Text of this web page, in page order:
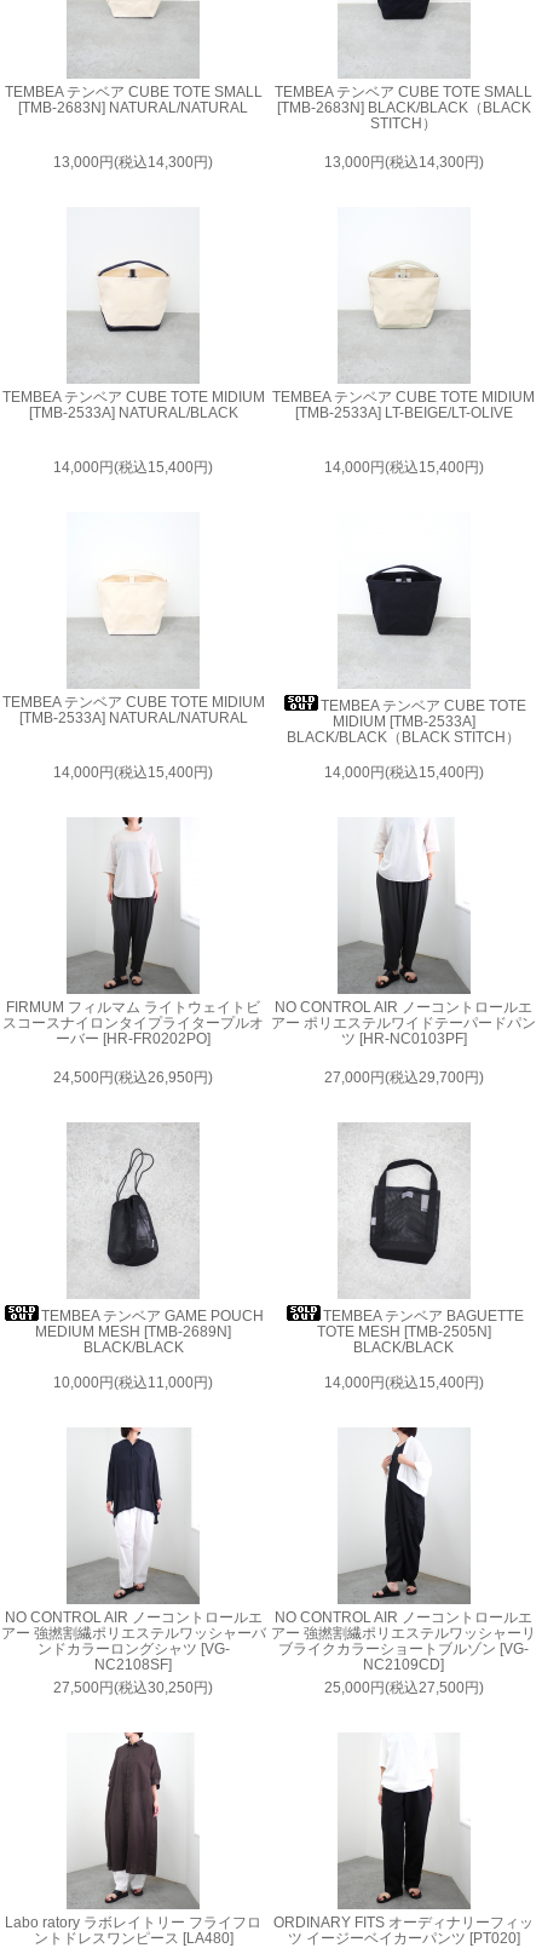
TEMBEA テンベア CUBE TOTE SMALL
[TMB-2683N] NATURAL/NATURAL
13,000円(税込14,300円)
TEMBEA テンベア CUBE TOTE SMALL
[TMB-2683N] BLACK/BLACK（BLACK
STITCH）
13,000円(税込14,300円)
TEMBEA テンベア CUBE TOTE MIDIUM
[TMB-2533A] NATURAL/BLACK
14,000円(税込15,400円)
TEMBEA テンベア CUBE TOTE MIDIUM
[TMB-2533A] LT-BEIGE/LT-OLIVE
14,000円(税込15,400円)
TEMBEA テンベア CUBE TOTE MIDIUM
[TMB-2533A] NATURAL/NATURAL
14,000円(税込15,400円)
TEMBEA テンベア CUBE TOTE
MIDIUM [TMB-2533A]
BLACK/BLACK（BLACK STITCH）
14,000円(税込15,400円)
FIRMUM フィルマム ライトウェイトビ
スコースナイロンタイプライタープルオ
ーバー [HR-FR0202PO]
24,500円(税込26,950円)
NO CONTROL AIR ノーコントロールエ
アー ポリエステルワイドテーパードパン
ツ [HR-NC0103PF]
27,000円(税込29,700円)
TEMBEA テンベア GAME POUCH
MEDIUM MESH [TMB-2689N]
BLACK/BLACK
10,000円(税込11,000円)
TEMBEA テンベア BAGUETTE
TOTE MESH [TMB-2505N]
BLACK/BLACK
14,000円(税込15,400円)
NO CONTROL AIR ノーコントロールエ
アー 強撚割繊ポリエステルワッシャーバ
ンドカラーロングシャツ [VG-
NC2108SF]
27,500円(税込30,250円)
NO CONTROL AIR ノーコントロールエ
アー 強撚割繊ポリエステルワッシャーリ
ブライクカラーショートブルゾン [VG-
NC2109CD]
25,000円(税込27,500円)
Labo ratory ラボレイトリー フライフロ
ントドレスワンピース [LA480]
ORDINARY FITS オーディナリーフィッ
ツ イージーベイカーパンツ [PT020]